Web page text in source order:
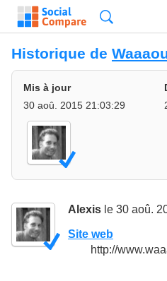
Historique de
Mis à jour
30 aoû. 2015 21:03:29
Alexis le 30 aoû.
Site web
http://